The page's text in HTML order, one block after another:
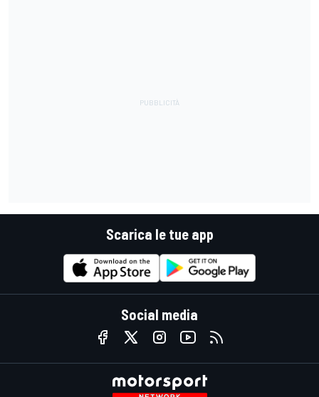
Scarica le tue app
Social media